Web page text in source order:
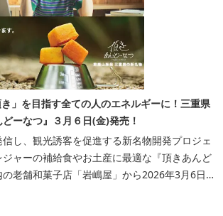
」を目指す全ての人のエネルギーに！三重県
ーなつ』３月６日(金)発売！
し、観光誘客を促進する新名物開発プロジェ
ャーの補給食やお土産に最適な『頂きあんど
老舗和菓子店「岩嶋屋」から2026年3月6日
■商品コンセプト：自分だけ
を応援 「山に登る目的が人それぞれであるよ